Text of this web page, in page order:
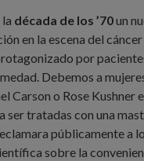
década de los ’70un
en la escena del
por
Debemos a
Carson o Rose Kushner
ser tratadas con una
públicamente a
sobre la